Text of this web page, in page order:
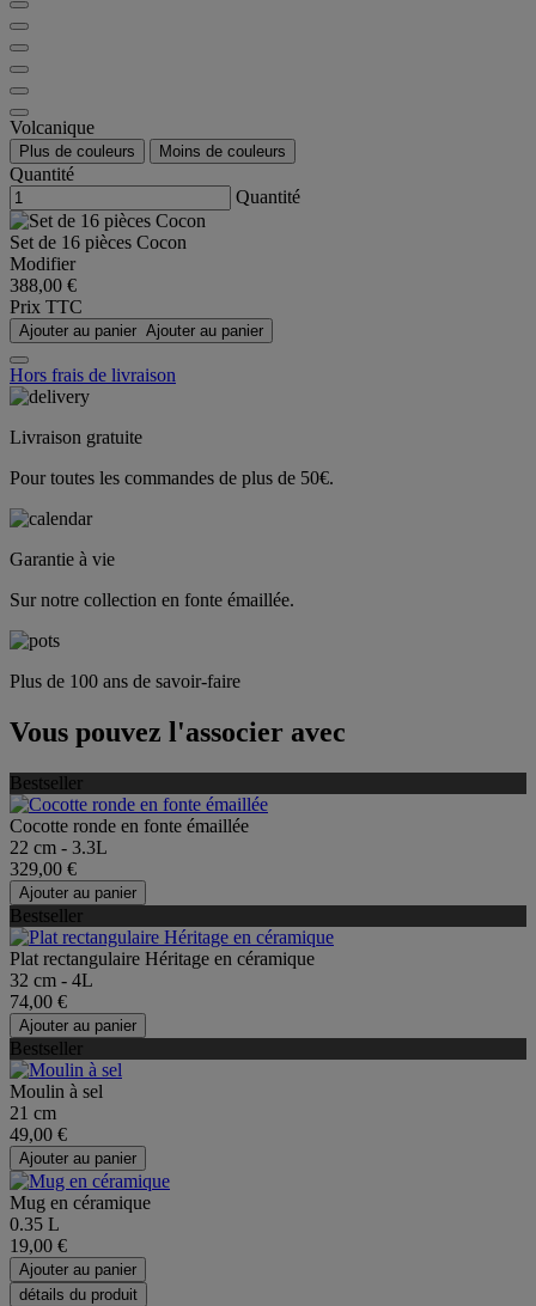
Volcanique
Plus de couleurs Moins de couleurs
Quantité
Quantité
Set de 16 pièces Cocon
Modifier
388,00 €
Prix TTC
Ajouter au panier Ajouter au panier
Hors frais de livraison
Livraison gratuite
Pour toutes les commandes de plus de 50€.
Garantie à vie
Sur notre collection en fonte émaillée.
Plus de 100 ans de savoir-faire
Vous pouvez l'associer avec
Bestseller
Cocotte ronde en fonte émaillée
22 cm - 3.3L
329,00 €
Ajouter au panier
Bestseller
Plat rectangulaire Héritage en céramique
32 cm - 4L
74,00 €
Ajouter au panier
Bestseller
Moulin à sel
21 cm
49,00 €
Ajouter au panier
Mug en céramique
0.35 L
19,00 €
Ajouter au panier
détails du produit